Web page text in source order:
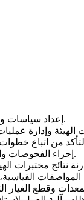
إعداد سياسات وخطط ضبط الجودة لأجهزة المختبرات.
إجراء الفحوصات والتحاليل المخبرية للعينات محل البحث.